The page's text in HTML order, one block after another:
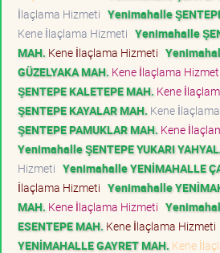
İlaçlama Hizmeti Yenimahalle
Kene İlaçlama Hizmeti Yenimahalle
MAH. Kene İlaçlama Hizmeti
GÜZELYAKA MAH. Kene İlaçlama Hizmeti
ŞENTEPE KALETEPE MAH. Kene
ŞENTEPE KAYALAR MAH. Kene
ŞENTEPE PAMUKLAR MAH. Kene
Yenimahalle ŞENTEPE YUKARI
Hizmeti Yenimahalle YENİMAHALLE
İlaçlama Hizmeti Yenimahalle
MAH. Kene İlaçlama Hizmeti
ESENTEPE MAH. Kene İlaçlama Hizmeti
YENİMAHALLE GAYRET MAH. Kene